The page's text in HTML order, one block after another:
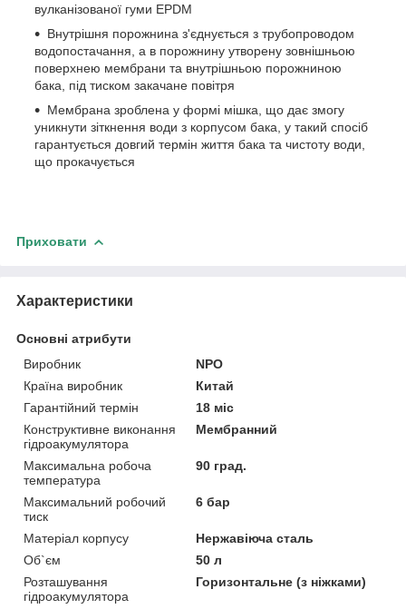
вулканізованої гуми EPDM
Внутрішня порожнина з'єднується з трубопроводом
водопостачання, а в порожнину утворену зовнішньою
поверхнею мембрани та внутрішньою порожниною
бака, під тиском закачане повітря
Мембрана зроблена у формі мішка, що дає змогу
уникнути зіткнення води з корпусом бака, у такий спосіб
гарантується довгий термін життя бака та чистоту води,
що прокачується
Приховати
Характеристики
Основні атрибути
Виробник
NPO
Країна виробник
Китай
Гарантійний термін
18 міс
Конструктивне виконання
гідроакумулятора
Мембранний
Максимальна робоча
температура
90 град.
Максимальний робочий
тиск
6 бар
Матеріал корпусу
Нержавіюча сталь
Об`єм
50 л
Розташування
гідроакумулятора
Горизонтальне (з ніжками)